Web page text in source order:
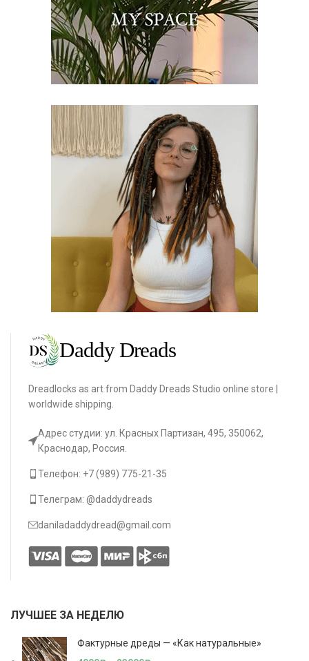
Dreadlocks as art from Daddy Dreads Studio online store |
worldwide shipping.
Адрес студии: ул. Красных Партизан, 495, 350062,
Краснодар, Россия.
Телефон: +7 (989) 775-21-35
Телеграм: @daddydreads
daniladaddydread@gmail.com
ЛУЧШЕЕ ЗА НЕДЕЛЮ
Фактурные дреды — «Как натуральные»